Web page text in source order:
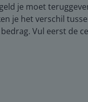
je moet
je het verschil
Vul eerst de